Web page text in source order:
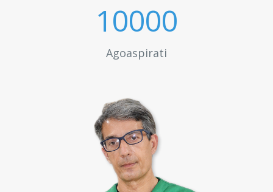
10000
Agoaspirati